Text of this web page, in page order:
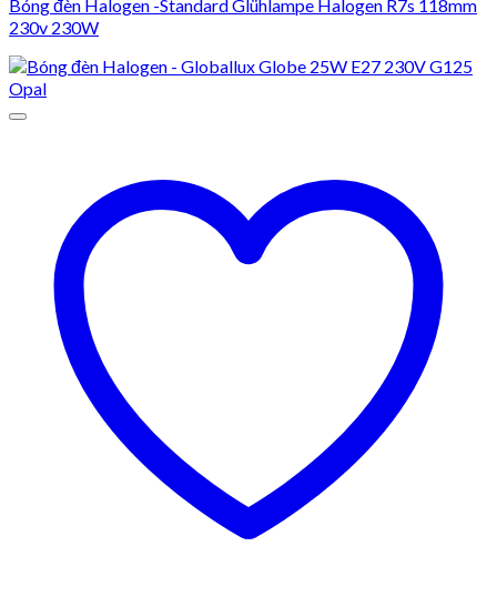
Bóng đèn Halogen -Standard Glühlampe Halogen R7s 118mm
230v 230W